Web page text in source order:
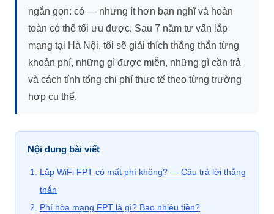
ngắn gọn: có — nhưng ít hơn bạn nghĩ và hoàn
toàn có thể tối ưu được. Sau 7 năm tư vấn lắp
mạng tại Hà Nội, tôi sẽ giải thích thẳng thắn từng
khoản phí, những gì được miễn, những gì cần trả
và cách tính tổng chi phí thực tế theo từng trường
hợp cụ thể.
Nội dung bài viết
Lắp WiFi FPT có mất phí không? — Câu trả lời thẳng
thắn
Phí hòa mạng FPT là gì? Bao nhiêu tiền?